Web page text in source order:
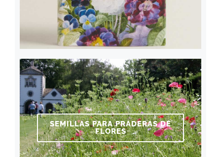
SEMILLAS PARA PRADERAS DE
FLORES